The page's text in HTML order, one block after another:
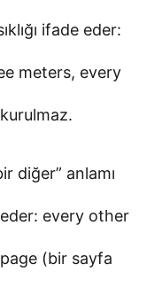
ifade eder:
meters, every
diğer” anlamı
every other
(bir sayfa